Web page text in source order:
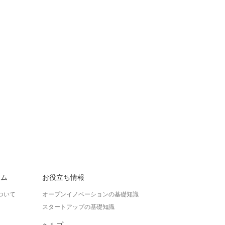
いて
お役立ち情報
オープンイノベーションの基礎知識
スタートアップの基礎知識